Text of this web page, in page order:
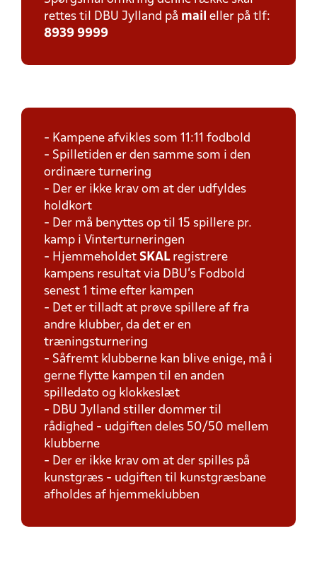
rettes til DBU Jylland på mail eller på tlf:
8939 9999
- Kampene afvikles som 11:11 fodbold
- Spilletiden er den samme som i den
ordinære turnering
- Der er ikke krav om at der udfyldes
holdkort
- Der må benyttes op til 15 spillere pr.
kamp i Vinterturneringen
- Hjemmeholdet SKAL registrere
kampens resultat via DBU's Fodbold
senest 1 time efter kampen
- Det er tilladt at prøve spillere af fra
andre klubber, da det er en
træningsturnering
- Såfremt klubberne kan blive enige, må i
gerne flytte kampen til en anden
spilledato og klokkeslæt
- DBU Jylland stiller dommer til
rådighed - udgiften deles 50/50 mellem
klubberne
- Der er ikke krav om at der spilles på
kunstgræs - udgiften til kunstgræsbane
afholdes af hjemmeklubben